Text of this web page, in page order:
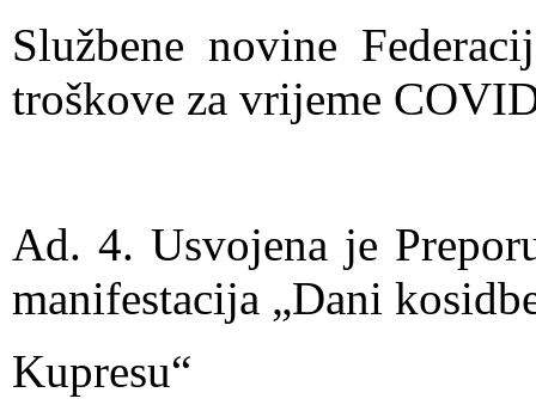
Službene novine
troškove za vrijeme
Ad. 4. Usvojena je
manifestacija „Dani
Kupresu“